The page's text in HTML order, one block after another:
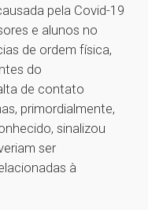
pela Covid-19
e alunos no
de ordem física,
do
de contato
primordialmente,
sinalizou
ser
à